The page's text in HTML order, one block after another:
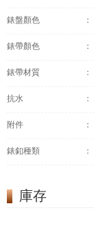
錶盤顏色 ：
錶帶顏色 ：
錶帶材質 ：
抗水 ：
附件 ：
錶釦種類 ：
庫存